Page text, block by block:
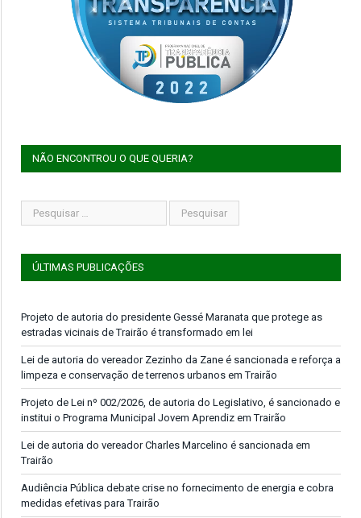
NÃO ENCONTROU O QUE QUERIA?
ÚLTIMAS PUBLICAÇÕES
Projeto de autoria do presidente Gessé Maranata que protege as
estradas vicinais de Trairão é transformado em lei
Lei de autoria do vereador Zezinho da Zane é sancionada e reforça a
limpeza e conservação de terrenos urbanos em Trairão
Projeto de Lei nº 002/2026, de autoria do Legislativo, é sancionado e
institui o Programa Municipal Jovem Aprendiz em Trairão
Lei de autoria do vereador Charles Marcelino é sancionada em
Trairão
Audiência Pública debate crise no fornecimento de energia e cobra
medidas efetivas para Trairão